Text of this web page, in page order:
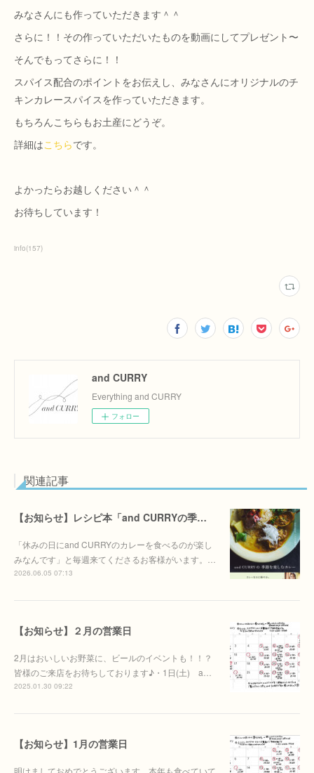
みなさんにも作っていただきます＾＾
さらに！！その作っていただいたものを動画にしてプレゼント〜
そんでもってさらに！！
スパイス配合のポイントをお伝えし、みなさんにオリジナルのチ
キンカレースパイスを作っていただきます。
もちろんこちらもお土産にどうぞ。
詳細はこちらです。
よかったらお越しください＾＾
お待ちしています！
info(157)
and CURRY
Everything and CURRY
フォロー
関連記事
【お知らせ】レシピ本「and CURRYの季節を季節を楽しむカレー」6/30(火)発売決定！！
「休みの日にand CURRYのカレーを食べるのが楽し
みなんです」と毎週来てくださるお客様がいます。…
2026.06.05 07:13
【お知らせ】２月の営業日
2月はおいしいお野菜に、ビールのイベントも！！？
皆様のご来店をお待ちしております♪・1日(土) a…
2025.01.30 09:22
【お知らせ】1月の営業日
明けましておめでとうございます。本年も食べていて